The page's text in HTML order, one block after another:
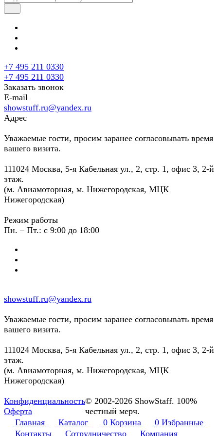
+7 495 211 0330
+7 495 211 0330
Заказать звонок
E-mail
showstuff.ru@yandex.ru
Адрес
Уважаемые гости, просим заранее согласовывать время
вашего визита.
111024 Москва, 5-я Кабельная ул., 2, стр. 1, офис 3, 2-й
этаж.
(м. Авиамоторная, м. Нижегородская, МЦК
Нижегородская)
Режим работы
Пн. – Пт.: с 9:00 до 18:00
showstuff.ru@yandex.ru
Уважаемые гости, просим заранее согласовывать время
вашего визита.
111024 Москва, 5-я Кабельная ул., 2, стр. 1, офис 3, 2-й
этаж.
(м. Авиамоторная, м. Нижегородская, МЦК
Нижегородская)
Конфиденциальность
Оферта
© 2002-2026 ShowStaff. 100%
честный мерч.
Главная
Каталог 0 Корзина 0 Избранные
Контакты
Сотрудничество
Компания